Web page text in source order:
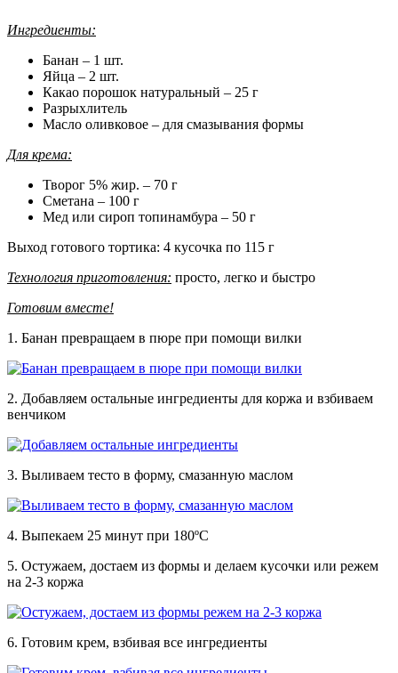
Ингредиенты:
Банан – 1 шт.
Яйца – 2 шт.
Какао порошок натуральный – 25 г
Разрыхлитель
Масло оливковое – для смазывания формы
Для крема:
Творог 5% жир. – 70 г
Сметана – 100 г
Мед или сироп топинамбура – 50 г
Выход готового тортика: 4 кусочка по 115 г
Технология приготовления: просто, легко и быстро
Готовим вместе!
1. Банан превращаем в пюре при помощи вилки
2. Добавляем остальные ингредиенты для коржа и взбиваем
венчиком
3. Выливаем тесто в форму, смазанную маслом
4. Выпекаем 25 минут при 180ºС
5. Остужаем, достаем из формы и делаем кусочки или режем
на 2-3 коржа
6. Готовим крем, взбивая все ингредиенты